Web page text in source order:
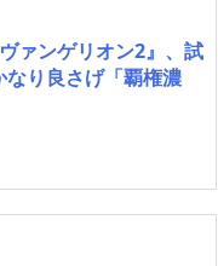
ァンゲリオン2』、試
り良さげ「覇権濃